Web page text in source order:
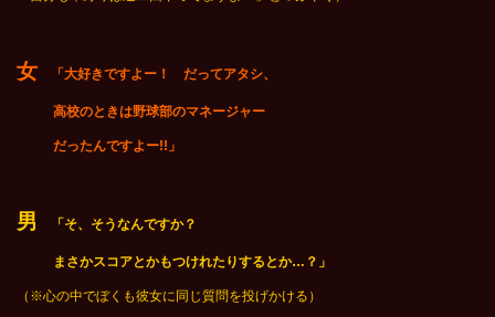
女 「大好きですよー！ だってアタシ、
高校のときは野球部のマネージャー
だったんですよー!!」
男 「そ、そうなんですか？
まさかスコアとかもつけれたりするとか…？」
（※心の中でぼくも彼女に同じ質問を投げかける）